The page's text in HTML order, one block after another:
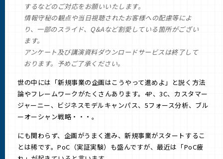
するなどのご対応をお願いいたします。
情報守秘の観点や当日視聴されたお客様への配慮等によ
り、一部のスライド、Q&Aなど割愛している箇所がござい
ます。
アンケート及び講演資料ダウンロードサービスは終了して
おります。予めご了承ください。
世の中には「新規事業の企画はこうやって進めよ」と説く方法
論やフレームワークがたくさんあります。4P、3C、カスタマー
ジャーニー、ビジネスモデルキャンパス、5フォース分析、ブル
ーオーシャン戦略・・・。
にも関わらず、企画がうまく進み、新規事業がスタートするこ
とは稀です。PoC（実証実験）も盛んですが、最近は「PoC疲